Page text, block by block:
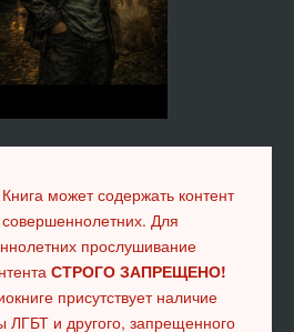
может содержать контент
Для
прослушивание
СТРОГО ЗАПРЕЩЕНО!
присутствует наличие
ЛГБТ и другого, запрещенного